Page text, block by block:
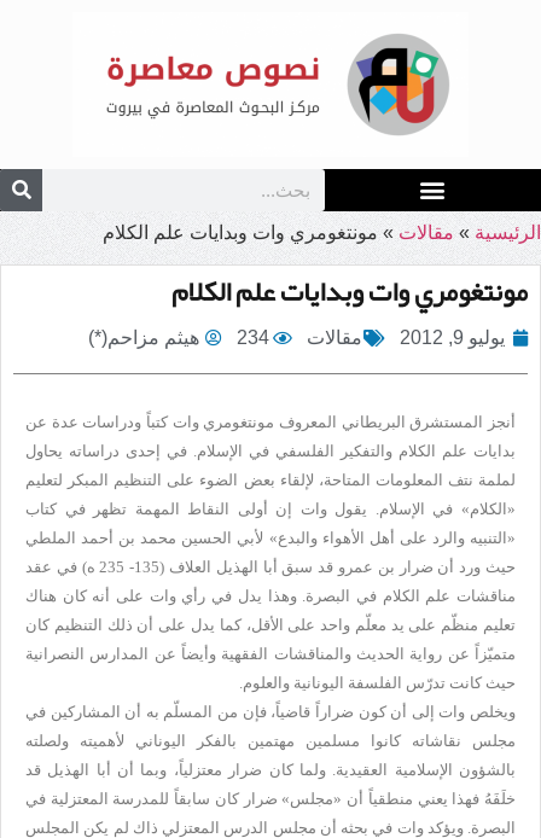
الرئيسية » مقالات » مونتغومري وات وبدايات علم الكلام
مونتغومري وات وبدايات علم الكلام
يوليو 9, 2012 مقالات 234 هيثم مزاحم(*)
أنجز المستشرق البريطاني المعروف مونتغومري وات كتباً ودراسات عدة عن
بدايات علم الكلام والتفكير الفلسفي في الإسلام. في إحدى دراساته يحاول
لملمة نتف المعلومات المتاحة، لإلقاء بعض الضوء على التنظيم المبكر لتعليم
«الكلام» في الإسلام. يقول وات إن أولى النقاط المهمة تظهر في كتاب
«التنبيه والرد على أهل الأهواء والبدع» لأبي الحسين محمد بن أحمد الملطي
حيث ورد أن ضرار بن عمرو قد سبق أبا الهذيل العلاف (135- 235 ه) في عقد
مناقشات علم الكلام في البصرة. وهذا يدل في رأي وات على أنه كان هناك
تعليم منظّم على يد معلّم واحد على الأقل، كما يدل على أن ذلك التنظيم كان
متميّزاً عن رواية الحديث والمناقشات الفقهية وأيضاً عن المدارس النصرانية
حيث كانت تدرّس الفلسفة اليونانية والعلوم.
ويخلص وات إلى أن كون ضراراً قاضياً، فإن من المسلّم به أن المشاركين في
مجلس نقاشاته كانوا مسلمين مهتمين بالفكر اليوناني لأهميته ولصلته
بالشؤون الإسلامية العقيدية. ولما كان ضرار معتزلياً، وبما أن أبا الهذيل قد
خلَفَهُ فهذا يعني منطقياً أن «مجلس» ضرار كان سابقاً للمدرسة المعتزلية في
البصرة. ويؤكد وات في بحثه أن مجلس الدرس المعتزلي ذاك لم يكن المجلس